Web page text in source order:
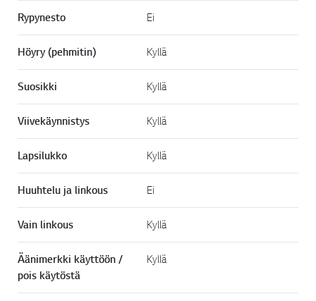
Rypynesto Ei
Höyry (pehmitin) Kyllä
Suosikki Kyllä
Viivekäynnistys Kyllä
Lapsilukko Kyllä
Huuhtelu ja linkous Ei
Vain linkous Kyllä
Äänimerkki käyttöön /
pois käytöstä
Kyllä